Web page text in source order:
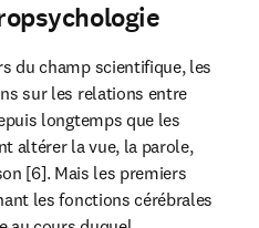
du champ scientifique, les
sur les relations entre
longtemps que les
altérer la vue, la parole,
[6]. Mais les premiers
les fonctions cérébrales